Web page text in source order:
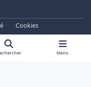
Cookies
depuis 2003
Menu